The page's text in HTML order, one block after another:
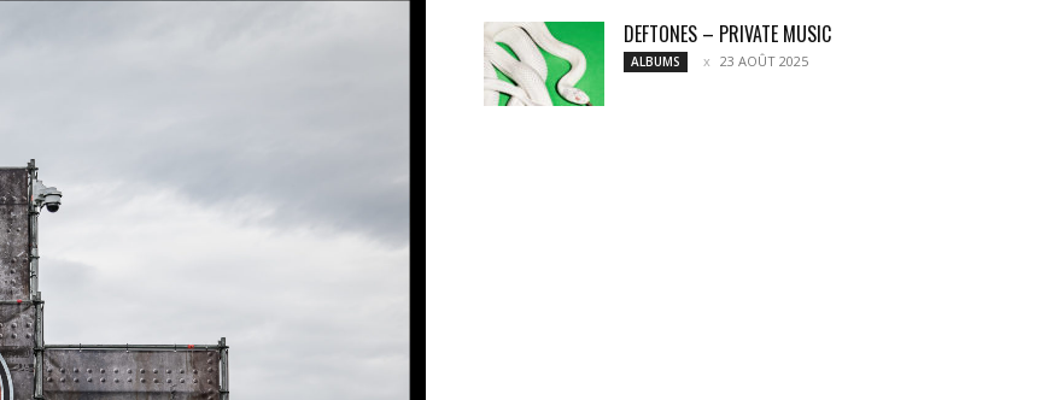
DEFTONES – PRIVATE MUSIC
ALBUMS 23 AOÛT 2025